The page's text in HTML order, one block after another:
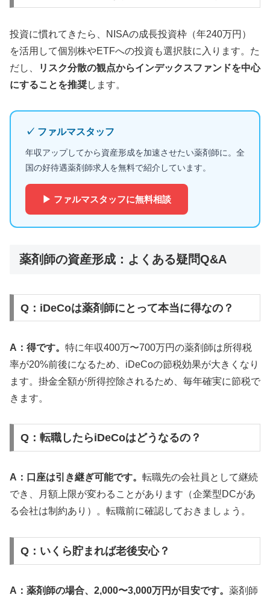
投資に慣れてきたら、NISAの成長投資枠（年240万円）
を活用して個別株やETFへの投資も選択肢に入ります。た
だし、
リスク分散の観点からインデックスファンドを中心
にすることを推奨します。
✓ ファルマスタッフ
年収アップしてから資産形成を加速させたい薬剤師に。全
国の好待遇薬剤師求人を無料で紹介しています。
▶ ファルマスタッフに無料相談
薬剤師の資産形成：よくある疑問Q&A
Q：iDeCoは薬剤師にとって本当に得なの？
A：得です。 特に年収400万〜700万円の薬剤師は所得税
率が20%前後になるため、iDeCoの節税効果が大きくなり
ます。掛金全額が所得控除されるため、毎年確実に節税で
きます。
Q：転職したらiDeCoはどうなるの？
A：口座は引き継ぎ可能です。 転職先の会社員として継続
でき、月額上限が変わることがあります（企業型DCがあ
る会社は制約あり）。転職前に確認しておきましょう。
Q：いくら貯まれば老後安心？
A：薬剤師の場合、2,000〜3,000万円が目安です。 薬剤師